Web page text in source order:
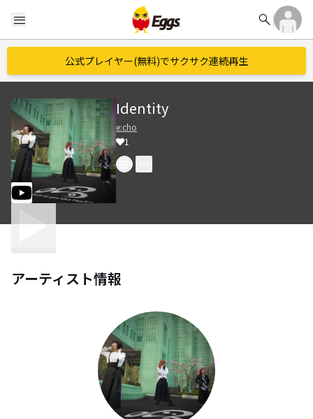
menu search
公式プレイヤー(無料)でサクサク連続再生
Identity
e:cho
1
アーティスト情報